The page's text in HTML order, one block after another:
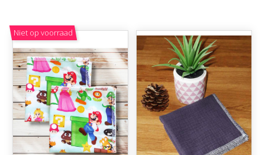
Niet op voorraad